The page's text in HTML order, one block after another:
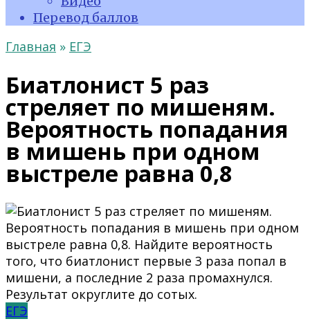
Перевод баллов
Главная » ЕГЭ
Биатлонист 5 раз
стреляет по мишеням.
Вероятность попадания
в мишень при одном
выстреле равна 0,8
ЕГЭ